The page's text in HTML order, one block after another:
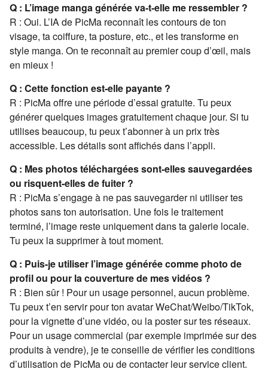
Q : L’image manga générée va-t-elle me ressembler ?
R : Oui. L’IA de PicMa reconnaît les contours de ton
visage, ta coiffure, ta posture, etc., et les transforme en
style manga. On te reconnaît au premier coup d’œil, mais
en mieux !
Q : Cette fonction est-elle payante ?
R : PicMa offre une période d’essai gratuite. Tu peux
générer quelques images gratuitement chaque jour. Si tu
utilises beaucoup, tu peux t’abonner à un prix très
accessible. Les détails sont affichés dans l’appli.
Q : Mes photos téléchargées sont-elles sauvegardées
ou risquent-elles de fuiter ?
R : PicMa s’engage à ne pas sauvegarder ni utiliser tes
photos sans ton autorisation. Une fois le traitement
terminé, l’image reste uniquement dans ta galerie locale.
Tu peux la supprimer à tout moment.
Q : Puis-je utiliser l’image générée comme photo de
profil ou pour la couverture de mes vidéos ?
R : Bien sûr ! Pour un usage personnel, aucun problème.
Tu peux t’en servir pour ton avatar WeChat/Weibo/TikTok,
pour la vignette d’une vidéo, ou la poster sur tes réseaux.
Pour un usage commercial (par exemple imprimée sur des
produits à vendre), je te conseille de vérifier les conditions
d’utilisation de PicMa ou de contacter leur service client.